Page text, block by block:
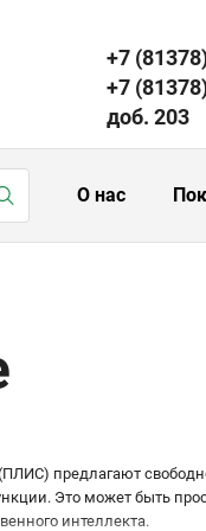
+7
+7
доб. 203
О нас
предлагают
Это может быть
интеллекта.